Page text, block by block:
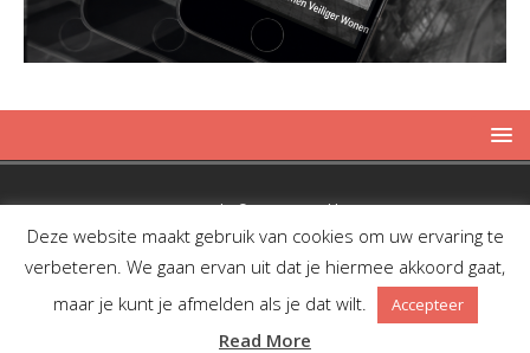
Copyright © 2019 Spreekbuis
Deze website maakt gebruik van cookies om uw ervaring te
verbeteren. We gaan ervan uit dat je hiermee akkoord gaat,
maar je kunt je afmelden als je dat wilt.
Accepteer
Read More